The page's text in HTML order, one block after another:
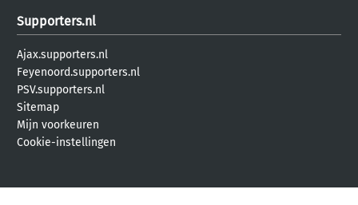
Supporters.nl
Ajax.supporters.nl
Feyenoord.supporters.nl
PSV.supporters.nl
Sitemap
Mijn voorkeuren
Cookie-instellingen